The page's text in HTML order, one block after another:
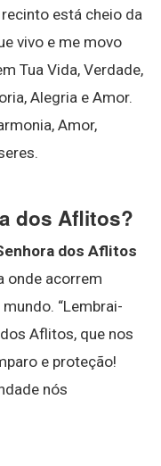
está cheio da
vivo e me movo
Tua Vida, Verdade,
Alegria e Amor.
Amor,
dos Aflitos?
dos Aflitos
onde acorrem
“Lembrai-
Aflitos, que nos
e proteção!
nós